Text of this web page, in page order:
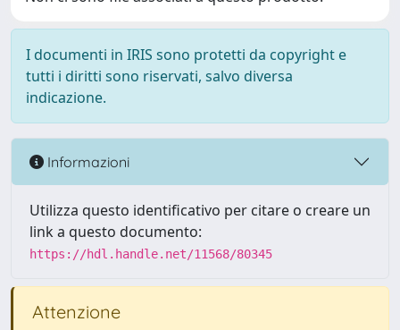
I documenti in IRIS sono protetti da copyright e
tutti i diritti sono riservati, salvo diversa
indicazione.
Informazioni
Utilizza questo identificativo per citare o creare un
link a questo documento:
https://hdl.handle.net/11568/80345
Attenzione